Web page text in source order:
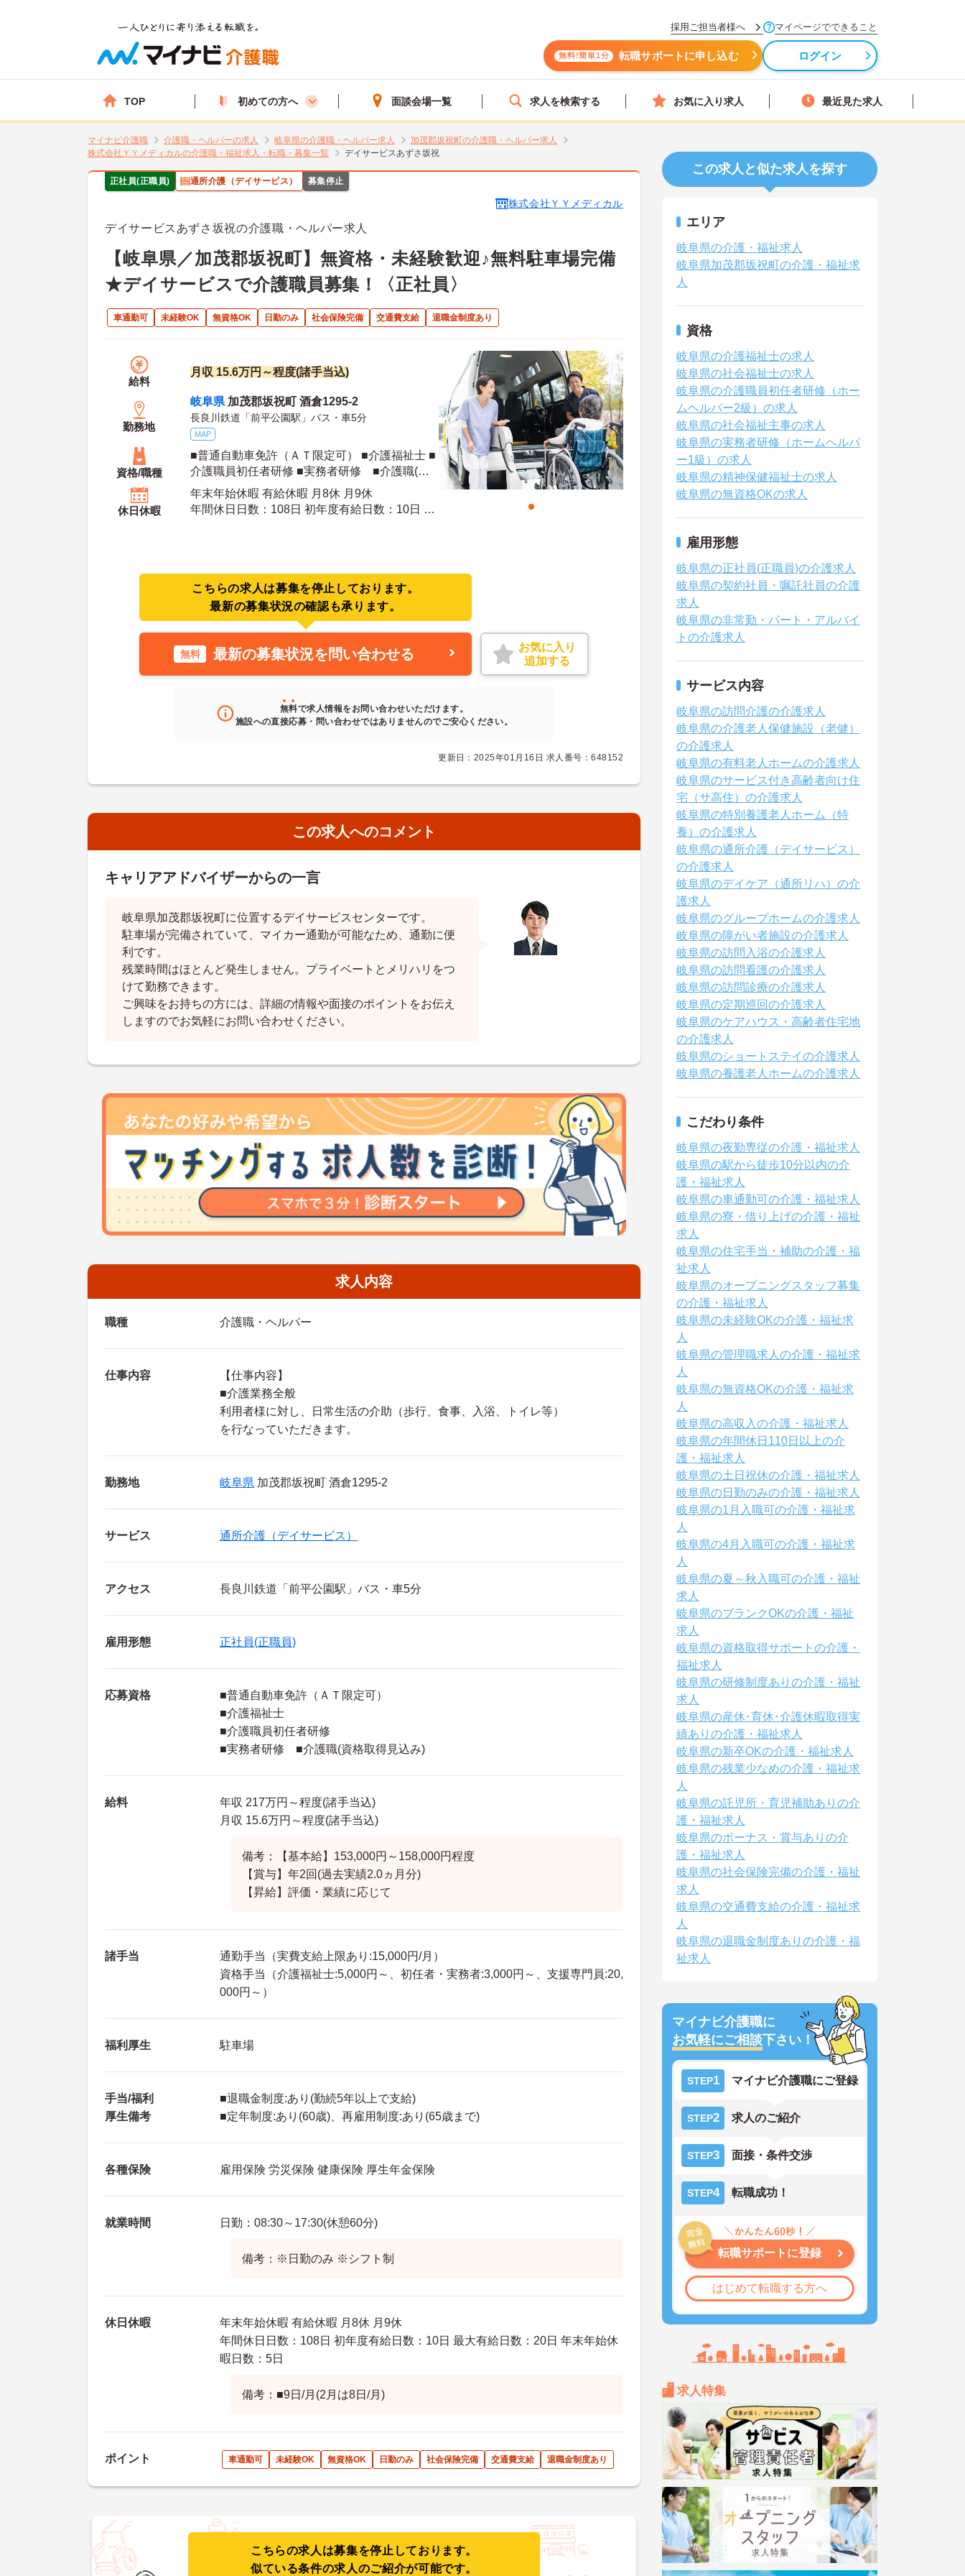
採用ご担当者様へ マイページでできること
無料!簡単1分 転職サポートに申し込む ログイン
TOP 初めての方へ 面談会場一覧 求人を検索する お気に入り求人 最近見た求人
マイナビ介護職 介護職・ヘルパーの求人 岐阜県の介護職・ヘルパー求人
加茂郡坂祝町の介護職・ヘルパー求人
株式会社ＹＹメディカルの介護職・福祉求人・転職・募集一覧
デイサービスあずさ坂祝
正社員(正職員) 通所介護（デイサービス） 募集停止
株式会社ＹＹメディカル
デイサービスあずさ坂祝の介護職・ヘルパー求人
【岐阜県／加茂郡坂祝町】無資格・未経験歓迎♪無料駐車場完備
★デイサービスで介護職員募集！〈正社員〉
車通勤可 未経験OK 無資格OK 日勤のみ 社会保険完備 交通費支給 退職金制度あり
給料
月収 15.6万円～程度(諸手当込)
勤務地
岐阜県 加茂郡坂祝町 酒倉1295-2
長良川鉄道「前平公園駅」バス・車5分
MAP
資格/職種
■普通自動車免許（ＡＴ限定可） ■介護福祉士 ■
介護職員初任者研修 ■実務者研修 ■介護職(資
格取得見込み)
休日休暇
年末年始休暇 有給休暇 月8休 月9休
年間休日日数：108日 初年度有給日数：10日 最
こちらの求人は募集を停止しております。
最新の募集状況の確認も承ります。
無料 最新の募集状況を問い合わせる
お気に入り
追加する
無料で求人情報をお問い合わせいただけます。
施設への直接応募・問い合わせではありませんのでご安心ください。
更新日：2025年01月16日 求人番号：648152
この求人へのコメント
キャリアアドバイザーからの一言
岐阜県加茂郡坂祝町に位置するデイサービスセンターです。
駐車場が完備されていて、マイカー通勤が可能なため、通勤に便
利です。
残業時間はほとんど発生しません。プライベートとメリハリをつ
けて勤務できます。
ご興味をお持ちの方には、詳細の情報や面接のポイントをお伝え
しますのでお気軽にお問い合わせください。
求人内容
職種 介護職・ヘルパー
仕事内容
【仕事内容】
■介護業務全般
利用者様に対し、日常生活の介助（歩行、食事、入浴、トイレ等）
を行なっていただきます。
勤務地 岐阜県 加茂郡坂祝町 酒倉1295-2
サービス 通所介護（デイサービス）
アクセス 長良川鉄道「前平公園駅」バス・車5分
雇用形態 正社員(正職員)
応募資格
■普通自動車免許（ＡＴ限定可）
■介護福祉士
■介護職員初任者研修
■実務者研修 ■介護職(資格取得見込み)
給料
年収 217万円～程度(諸手当込)
月収 15.6万円～程度(諸手当込)
備考：【基本給】153,000円～158,000円程度
【賞与】年2回(過去実績2.0ヵ月分)
【昇給】評価・業績に応じて
諸手当
通勤手当（実費支給上限あり:15,000円/月）
資格手当（介護福祉士:5,000円～、初任者・実務者:3,000円～、支援専門員:20,
000円～）
福利厚生 駐車場
手当/福利
厚生備考
■退職金制度:あり(勤続5年以上で支給)
■定年制度:あり(60歳)、再雇用制度:あり(65歳まで)
各種保険 雇用保険 労災保険 健康保険 厚生年金保険
就業時間 日勤：08:30～17:30(休憩60分)
備考：※日勤のみ ※シフト制
休日休暇
年末年始休暇 有給休暇 月8休 月9休
年間休日日数：108日 初年度有給日数：10日 最大有給日数：20日 年末年始休
暇日数：5日
備考：■9日/月(2月は8日/月)
ポイント 車通勤可 未経験OK 無資格OK 日勤のみ 社会保険完備 交通費支給 退職金制度あり
こちらの求人は募集を停止しております。
似ている条件の求人のご紹介が可能です。
この求人と似た求人を探す
エリア
岐阜県の介護・福祉求人
岐阜県加茂郡坂祝町の介護・福祉求
人
資格
岐阜県の介護福祉士の求人
岐阜県の社会福祉士の求人
岐阜県の介護職員初任者研修（ホー
ムヘルパー2級）の求人
岐阜県の社会福祉主事の求人
岐阜県の実務者研修（ホームヘルパ
ー1級）の求人
岐阜県の精神保健福祉士の求人
岐阜県の無資格OKの求人
雇用形態
岐阜県の正社員(正職員)の介護求人
岐阜県の契約社員・嘱託社員の介護
求人
岐阜県の非常勤・パート・アルバイ
トの介護求人
サービス内容
岐阜県の訪問介護の介護求人
岐阜県の介護老人保健施設（老健）
の介護求人
岐阜県の有料老人ホームの介護求人
岐阜県のサービス付き高齢者向け住
宅（サ高住）の介護求人
岐阜県の特別養護老人ホーム（特
養）の介護求人
岐阜県の通所介護（デイサービス）
の介護求人
岐阜県のデイケア（通所リハ）の介
護求人
岐阜県のグループホームの介護求人
岐阜県の障がい者施設の介護求人
岐阜県の訪問入浴の介護求人
岐阜県の訪問看護の介護求人
岐阜県の訪問診療の介護求人
岐阜県の定期巡回の介護求人
岐阜県のケアハウス・高齢者住宅地
の介護求人
岐阜県のショートステイの介護求人
岐阜県の養護老人ホームの介護求人
こだわり条件
岐阜県の夜勤専従の介護・福祉求人
岐阜県の駅から徒歩10分以内の介
護・福祉求人
岐阜県の車通勤可の介護・福祉求人
岐阜県の寮・借り上げの介護・福祉
求人
岐阜県の住宅手当・補助の介護・福
祉求人
岐阜県のオープニングスタッフ募集
の介護・福祉求人
岐阜県の未経験OKの介護・福祉求
人
岐阜県の管理職求人の介護・福祉求
人
岐阜県の無資格OKの介護・福祉求
人
岐阜県の高収入の介護・福祉求人
岐阜県の年間休日110日以上の介
護・福祉求人
岐阜県の土日祝休の介護・福祉求人
岐阜県の日勤のみの介護・福祉求人
岐阜県の1月入職可の介護・福祉求
人
岐阜県の4月入職可の介護・福祉求
人
岐阜県の夏～秋入職可の介護・福祉
求人
岐阜県のブランクOKの介護・福祉
求人
岐阜県の資格取得サポートの介護・
福祉求人
岐阜県の研修制度ありの介護・福祉
求人
岐阜県の産休･育休･介護休暇取得実
績ありの介護・福祉求人
岐阜県の新卒OKの介護・福祉求人
岐阜県の残業少なめの介護・福祉求
人
岐阜県の託児所・育児補助ありの介
護・福祉求人
岐阜県のボーナス・賞与ありの介
護・福祉求人
岐阜県の社会保険完備の介護・福祉
求人
岐阜県の交通費支給の介護・福祉求
人
岐阜県の退職金制度ありの介護・福
祉求人
マイナビ介護職に
お気軽にご相談下さい！
STEP1 マイナビ介護職にご登録
STEP2 求人のご紹介
STEP3 面接・条件交渉
STEP4 転職成功！
転職サポートに登録
はじめて転職する方へ
求人特集